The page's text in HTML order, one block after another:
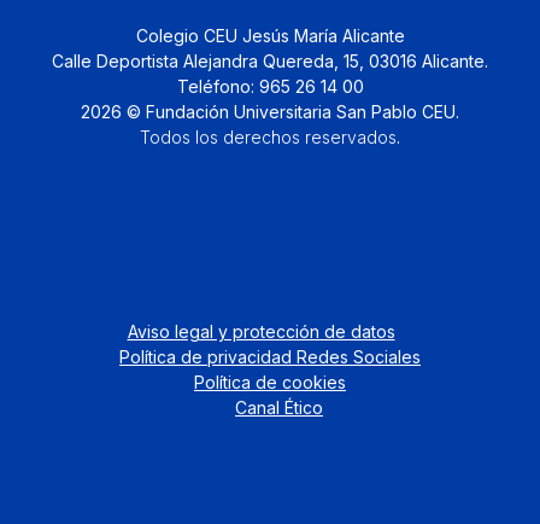
Colegio CEU Jesús María Alicante
Calle Deportista Alejandra Quereda, 15, 03016 Alicante.
Teléfono: 965 26 14 00
2026 © Fundación Universitaria San Pablo CEU.
Todos los derechos reservados.
Aviso legal y protección de datos
Política de privacidad Redes Sociales
Política de cookies
Canal Ético